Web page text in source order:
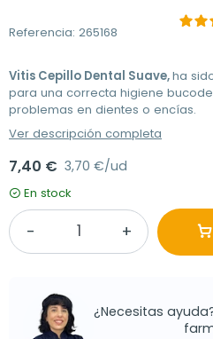
Referencia: 265168
Vitis Cepillo Dental Suave,ha
para una correcta higiene
problemas en dientes o encías.
Ver descripción completa
7,40 € 3,70 €/ud
En stock
¿Necesitas